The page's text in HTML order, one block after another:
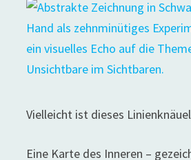
Vielleicht ist dieses
Eine Karte des Inneren –